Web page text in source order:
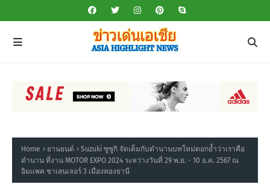
Home ยานยนต์
Suzuki ซูซูกิ จัดเต็มกับตำนานบทใหม่ตอกย้ำว่าเราคือ
ตำนาน ที่งาน MOTOR EXPO 2024 ระหว่างวันที่ 29 พ.ย. - 10 ธ.ค. 2567 ณ
อิมแพค ชาเลนเจอร์ 3 เมืองทองธานี